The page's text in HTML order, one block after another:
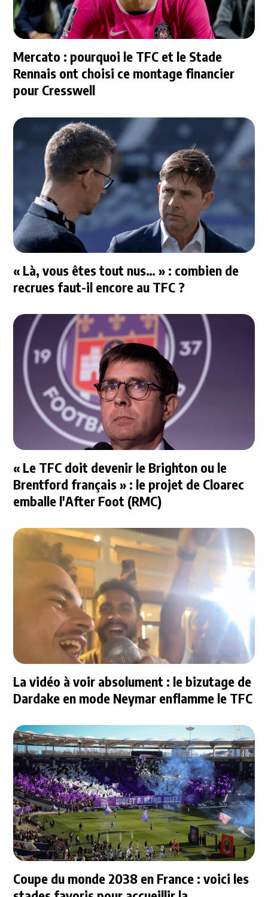
Mercato : pourquoi le TFC et le Stade
Rennais ont choisi ce montage financier
pour Cresswell
« Là, vous êtes tout nus… » : combien de
recrues faut-il encore au TFC ?
« Le TFC doit devenir le Brighton ou le
Brentford français » : le projet de Cloarec
emballe l'After Foot (RMC)
La vidéo à voir absolument : le bizutage de
Dardake en mode Neymar enflamme le TFC
Coupe du monde 2038 en France : voici les